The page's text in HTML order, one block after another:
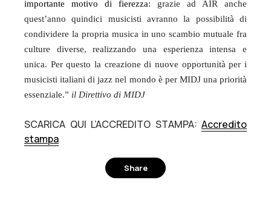
importante motivo di fierezza: grazie ad AIR anche
quest’anno quindici musicisti avranno la possibilità di
condividere la propria musica in uno scambio mutuale fra
culture diverse, realizzando una esperienza intensa e
unica. Per questo la creazione di nuove opportunità per i
musicisti italiani di jazz nel mondo è per MIDJ una priorità
essenziale.” il Direttivo di MIDJ
SCARICA QUI L’ACCREDITO STAMPA: Accredito
stampa
Share